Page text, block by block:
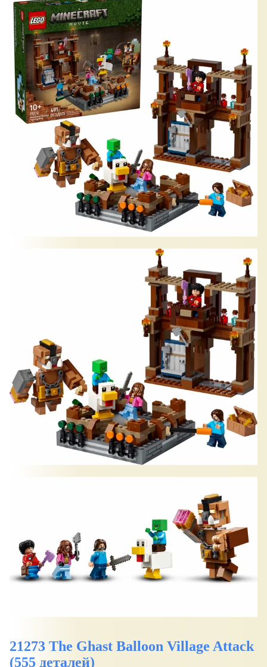
21273 The Ghast Balloon Village Attack
(555 деталей)